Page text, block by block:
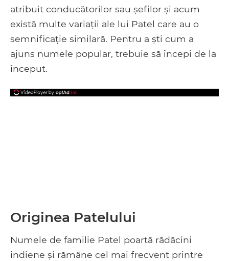
atribuit conducătorilor sau șefilor și acum
există multe variații ale lui Patel care au o
semnificație similară. Pentru a ști cum a
ajuns numele popular, trebuie să începi de la
început.
Originea Patelului
Numele de familie Patel poartă rădăcini
indiene și rămâne cel mai frecvent printre